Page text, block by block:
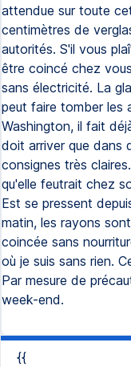
attendue sur toute
centimètres de
autorités. S'il vous
être coincé chez
sans électricité. La
peut faire tomber les
Washington, il fait
doit arriver que dans
consignes très
qu'elle feutrait chez
Est se pressent
matin, les rayons
coincée sans
où je suis sans rien.
Par mesure de
week-end.
{{